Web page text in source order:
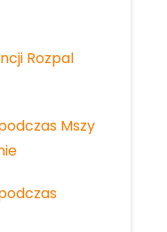
Rozpal
Mszy